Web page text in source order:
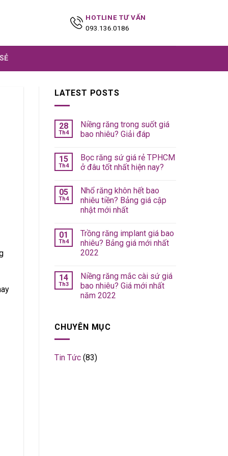
HOTLINE TƯ VẤN
093.136.0186
LATEST POSTS
28
Th4
Niềng răng trong suốt giá
bao nhiêu? Giải đáp
15
Th4
Bọc răng sứ giá rẻ TPHCM
ở đâu tốt nhất hiện nay?
05
Th4
Nhổ răng khôn hết bao
nhiêu tiền? Bảng giá cập
nhật mới nhất
01
Th4
Trồng răng implant giá bao
nhiêu? Bảng giá mới nhất
2022
14
Th3
Niềng răng mắc cài sứ giá
bao nhiêu? Giá mới nhất
năm 2022
CHUYÊN MỤC
Tin Tức (83)